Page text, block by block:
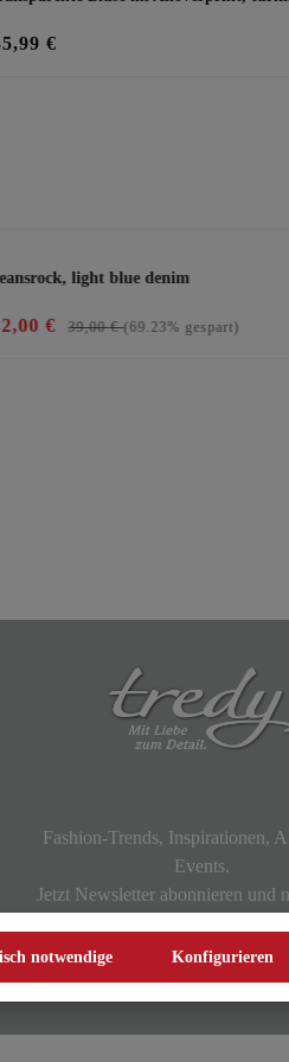
€
light blue denim
€ 39,00 €(69.23% gespart)
Fashion-Trends, Inspirationen,
Events.
Jetzt Newsletter abonnieren und
notwendige Konfigurieren